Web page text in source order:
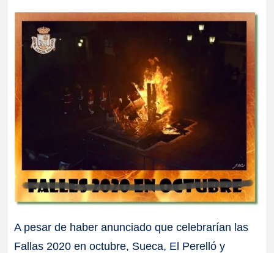
A pesar de haber anunciado que celebrarían las
Fallas 2020 en octubre, Sueca, El Perelló y